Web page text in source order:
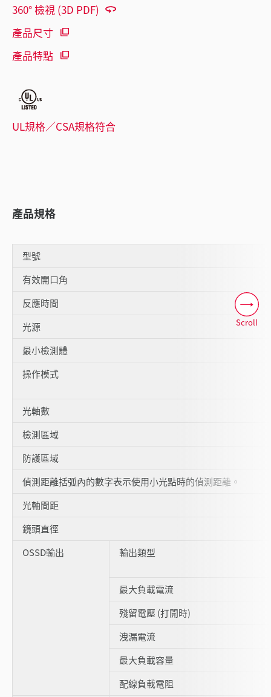
360° 檢視 (3D PDF)
產品尺寸
產品特點
UL規格／CSA規格符合
產品規格
型號
有效開口角
反應時間
光源
最小檢測體
操作模式
光軸數
檢測區域
防護區域
偵測距離括弧內的數字表示使用小光點時的偵測距離。
光軸間距
鏡頭直徑
OSSD輸出
輸出類型
最大負載電流
殘留電壓 (打開時)
洩漏電流
最大負載容量
配線負載電阻
Scroll